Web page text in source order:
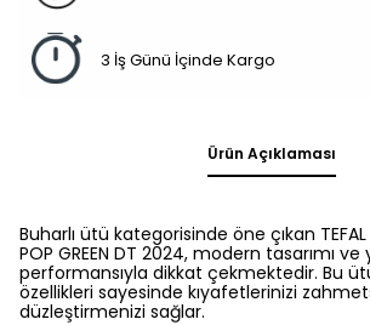
3 İş Günü İçinde Kargo
Ürün Açıklaması
Buharlı ütü kategorisinde öne çıkan TEFAL
POP GREEN DT 2024, modern tasarımı ve
performansıyla dikkat çekmektedir. Bu
özellikleri sayesinde kıyafetlerinizi
düzleştirmenizi sağlar.